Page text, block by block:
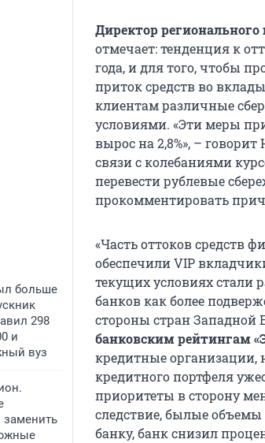
больше
298
и
вуз
Директор
отмечает: тенденция к
года, и для того, чтобы
приток средств во
клиентам различные
условиями. «Эти меры
вырос на 2,8%», –
связи с колебаниями
перевести рублевые
прокомментировать
«Часть оттоков средств
обеспечили VIP
текущих условиях стали
банков как более
стороны стран
банковским рейтингам
кредитные организации,
кредитного портфеля
приоритеты в сторону
следствие, былые
банку, банк снизил